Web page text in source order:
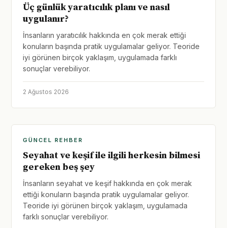
Üç günlük yaratıcılık planı ve nasıl
uygulanır?
İnsanların yaratıcılık hakkında en çok merak ettiği
konuların başında pratik uygulamalar geliyor. Teoride
iyi görünen birçok yaklaşım, uygulamada farklı
sonuçlar verebiliyor.
2 Ağustos 2026
GÜNCEL REHBER
Seyahat ve keşif ile ilgili herkesin bilmesi
gereken beş şey
İnsanların seyahat ve keşif hakkında en çok merak
ettiği konuların başında pratik uygulamalar geliyor.
Teoride iyi görünen birçok yaklaşım, uygulamada
farklı sonuçlar verebiliyor.